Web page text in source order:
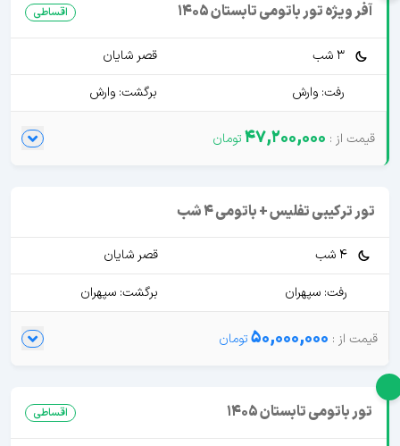
آفر ویژه تور باتومی تابستان 1405 اقساطی
3 شب
قصر شایان
رفت: وارش
برگشت: وارش
47,200,000
تور ترکیبی تفلیس + باتومی 4 شب
4 شب
قصر شایان
رفت: سپهران
برگشت: سپهران
50,000,000
تور باتومی تابستان 1405 اقساطی